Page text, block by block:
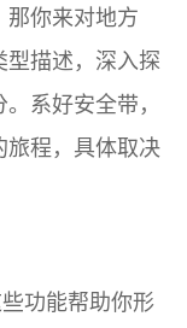
那你来对地方
描述，深入探
系好安全带，
旅程，具体取决
功能帮助你形